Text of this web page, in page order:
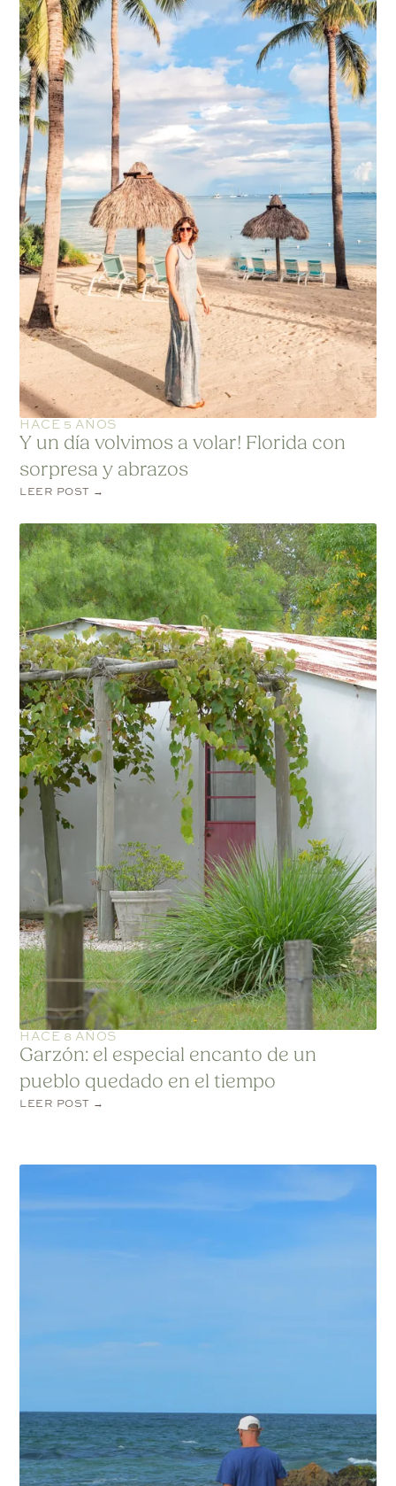
HACE 5 AÑOS
Y un día volvimos a volar! Florida con
sorpresa y abrazos
LEER POST →
HACE 8 AÑOS
Garzón: el especial encanto de un
pueblo quedado en el tiempo
LEER POST →